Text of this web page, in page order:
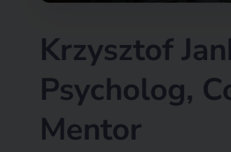
Krzysztof
Psycholog,
Mentor